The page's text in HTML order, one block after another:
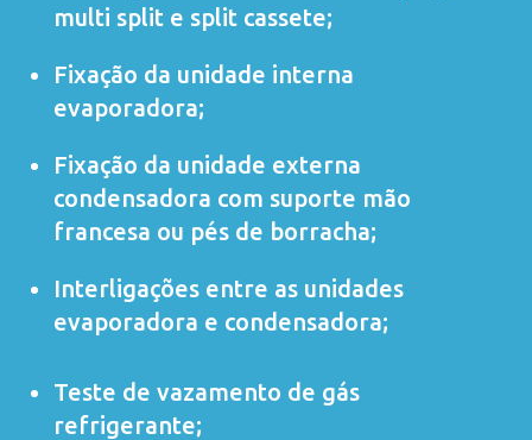
multi split e split cassete;
Fixação da unidade interna
evaporadora;
Fixação da unidade externa
condensadora com suporte mão
francesa ou pés de borracha;
Interligações entre as unidades
evaporadora e condensadora;
Teste de vazamento de gás
refrigerante;